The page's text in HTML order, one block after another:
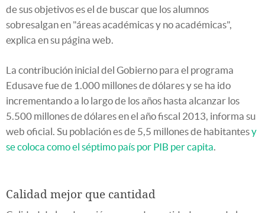
de sus objetivos es el de buscar que los alumnos
sobresalgan en "áreas académicas y no académicas",
explica en su página web.
La contribución inicial del Gobierno para el programa
Edusave fue de 1.000 millones de dólares y se ha ido
incrementando a lo largo de los años hasta alcanzar los
5.500 millones de dólares en el año fiscal 2013, informa su
web oficial. Su población es de 5,5 millones de habitantesy
se coloca como el séptimo país por PIB per capita
Calidad mejor que cantidad